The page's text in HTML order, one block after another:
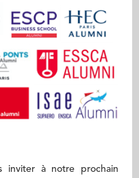
inviter à notre prochain